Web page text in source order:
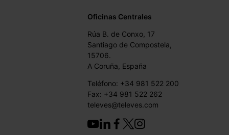
Oficinas Centrales
Rúa B. de Conxo, 17
Santiago de Compostela,
15706.
A Coruña, España
Teléfono: +34 981 522 200
Fax: +34 981 522 262
televes@televes.com